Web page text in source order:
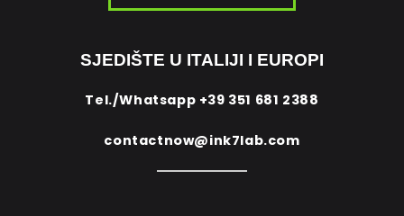
SJEDIŠTE U ITALIJI I EUROPI
Tel./Whatsapp +39 351 681 2388
contactnow@ink7lab.com